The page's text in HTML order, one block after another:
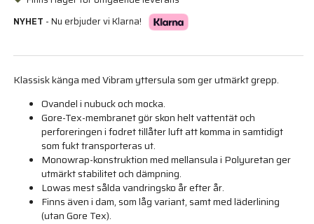
NYHET - Nu erbjuder vi Klarna!
Klassisk känga med Vibram yttersula som ger utmärkt grepp.
Ovandel i nubuck och mocka.
Gore-Tex-membranet gör skon helt vattentät och
perforeringen i fodret tillåter luft att komma in samtidigt
som fukt transporteras ut.
Monowrap-konstruktion med mellansula i Polyuretan ger
utmärkt stabilitet och dämpning.
Lowas mest sålda vandringsko år efter år.
Finns även i dam, som låg variant, samt med läderlining
(utan Gore Tex).